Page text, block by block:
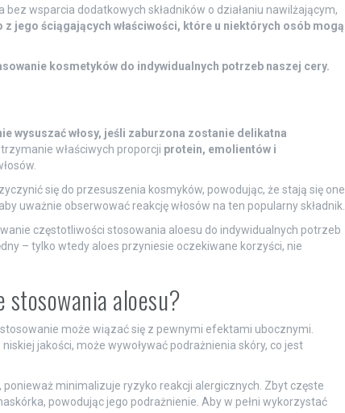
wsparcia dodatkowych składników o działaniu nawilżającym,
z jego ściągających właściwości, które u niektórych osób mogą
kosmetyków do indywidualnych potrzeb naszej cery.
wysuszać włosy, jeśli zaburzona zostanie delikatna
właściwych proporcji protein, emolientów i
się do przesuszenia kosmyków, powodując, że stają się one
uważnie obserwować reakcję włosów na ten popularny składnik.
częstotliwości stosowania aloesu do indywidualnych potrzeb
– tylko wtedy aloes przyniesie oczekiwane korzyści, nie
aloesu?
może wiązać się z pewnymi efektami ubocznymi.
jakości, może wywoływać podrażnienia skóry, co jest
minimalizuje ryzyko reakcji alergicznych. Zbyt częste
powodując jego podrażnienie. Aby w pełni wykorzystać